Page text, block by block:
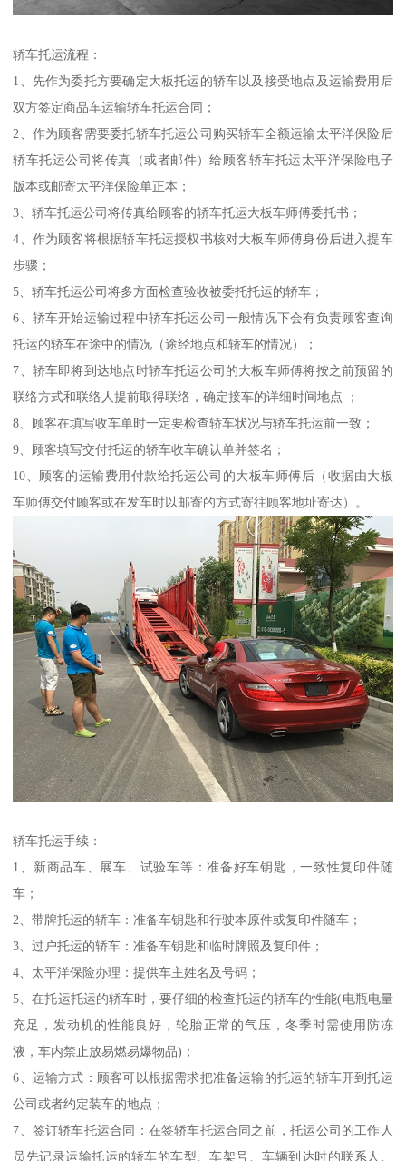
轿车托运流程：
1、先作为委托方要确定大板托运的轿车以及接受地点及运输费用后
双方签定商品车运输轿车托运合同；
2、作为顾客需要委托轿车托运公司购买轿车全额运输太平洋保险后
轿车托运公司将传真（或者邮件）给顾客轿车托运太平洋保险电子
版本或邮寄太平洋保险单正本；
3、轿车托运公司将传真给顾客的轿车托运大板车师傅委托书；
4、作为顾客将根据轿车托运授权书核对大板车师傅身份后进入提车
步骤；
5、轿车托运公司将多方面检查验收被委托托运的轿车；
6、轿车开始运输过程中轿车托运公司一般情况下会有负责顾客查询
托运的轿车在途中的情况（途经地点和轿车的情况）；
7、轿车即将到达地点时轿车托运公司的大板车师傅将按之前预留的
联络方式和联络人提前取得联络，确定接车的详细时间地点 ；
8、顾客在填写收车单时一定要检查轿车状况与轿车托运前一致；
9、顾客填写交付托运的轿车收车确认单并签名；
10、顾客的运输费用付款给托运公司的大板车师傅后（收据由大板
车师傅交付顾客或在发车时以邮寄的方式寄往顾客地址寄达）。
轿车托运手续：
1、新商品车、展车、试验车等：准备好车钥匙，一致性复印件随
车；
2、带牌托运的轿车：准备车钥匙和行驶本原件或复印件随车；
3、过户托运的轿车：准备车钥匙和临时牌照及复印件；
4、太平洋保险办理：提供车主姓名及号码；
5、在托运托运的轿车时，要仔细的检查托运的轿车的性能(电瓶电量
充足，发动机的性能良好，轮胎正常的气压，冬季时需使用防冻
液，车内禁止放易燃易爆物品)；
6、运输方式：顾客可以根据需求把准备运输的托运的轿车开到托运
公司或者约定装车的地点；
7、签订轿车托运合同：在签轿车托运合同之前，托运公司的工作人
员先记录运输托运的轿车的车型、车架号、车辆到达时的联系人、